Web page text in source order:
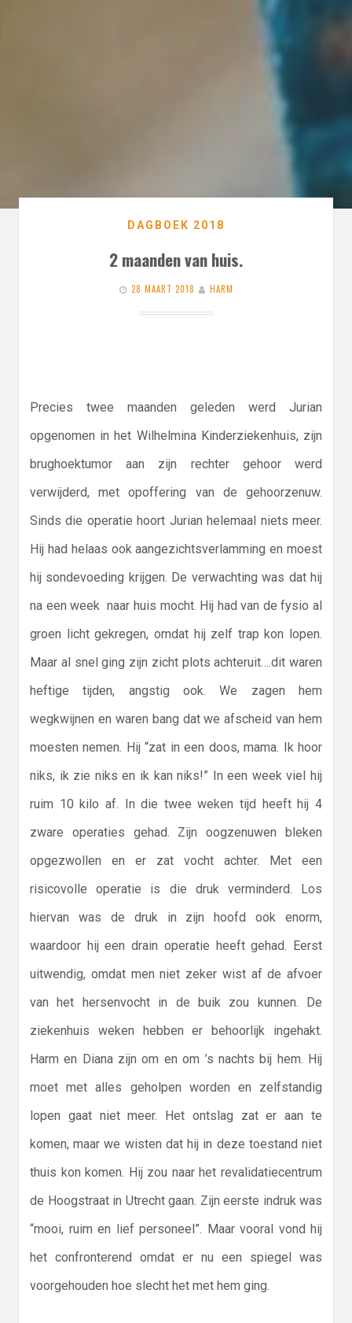
DAGBOEK 2018
2 maanden van huis.
28 MAART 2018 HARM
Precies twee maanden geleden werd Jurian
opgenomen in het Wilhelmina Kinderziekenhuis, zijn
brughoektumor aan zijn rechter gehoor werd
verwijderd, met opoffering van de gehoorzenuw.
Sinds die operatie hoort Jurian helemaal niets meer.
Hij had helaas ook aangezichtsverlamming en moest
hij sondevoeding krijgen. De verwachting was dat hij
na een week naar huis mocht. Hij had van de fysio al
groen licht gekregen, omdat hij zelf trap kon lopen.
Maar al snel ging zijn zicht plots achteruit….dit waren
heftige tijden, angstig ook. We zagen hem
wegkwijnen en waren bang dat we afscheid van hem
moesten nemen. Hij “zat in een doos, mama. Ik hoor
niks, ik zie niks en ik kan niks!” In een week viel hij
ruim 10 kilo af. In die twee weken tijd heeft hij 4
zware operaties gehad. Zijn oogzenuwen bleken
opgezwollen en er zat vocht achter. Met een
risicovolle operatie is die druk verminderd. Los
hiervan was de druk in zijn hoofd ook enorm,
waardoor hij een drain operatie heeft gehad. Eerst
uitwendig, omdat men niet zeker wist af de afvoer
van het hersenvocht in de buik zou kunnen. De
ziekenhuis weken hebben er behoorlijk ingehakt.
Harm en Diana zijn om en om ’s nachts bij hem. Hij
moet met alles geholpen worden en zelfstandig
lopen gaat niet meer. Het ontslag zat er aan te
komen, maar we wisten dat hij in deze toestand niet
thuis kon komen. Hij zou naar het revalidatiecentrum
de Hoogstraat in Utrecht gaan. Zijn eerste indruk was
“mooi, ruim en lief personeel”. Maar vooral vond hij
het confronterend omdat er nu een spiegel was
voorgehouden hoe slecht het met hem ging.